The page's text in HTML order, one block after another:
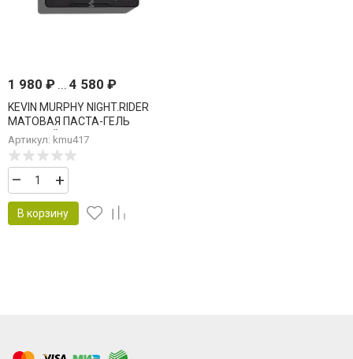
1 980 ₽ ... 4 580 ₽
KEVIN MURPHY NIGHT.RIDER
МАТОВАЯ ПАСТА-ГЕЛЬ
СИЛЬНОЙ ФИКСАЦИИ
Артикул: kmu417
– +
В корзину